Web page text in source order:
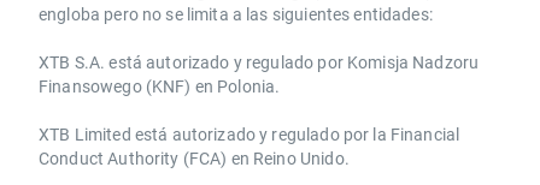
engloba pero no se limita a las siguientes entidades:
XTB S.A.​ está autorizado y regulado por Komisja Nadzoru
Finansowego (KNF) ​en Polonia.
XTB Limited ​está autorizado y regulado por la ​Financial
Conduct Authority ​(FCA) en ​​Reino Unido.